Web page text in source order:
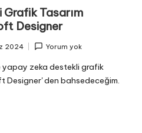
Tasarım
Designer
2024 Yorum yok
yapay zeka destekli grafik
Designer' den bahsedeceğim.